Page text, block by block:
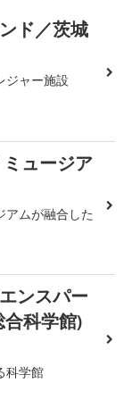
ド／茨城
ジャー施設
ュージア
アムが融合した
ンスパー
科学館)
科学館